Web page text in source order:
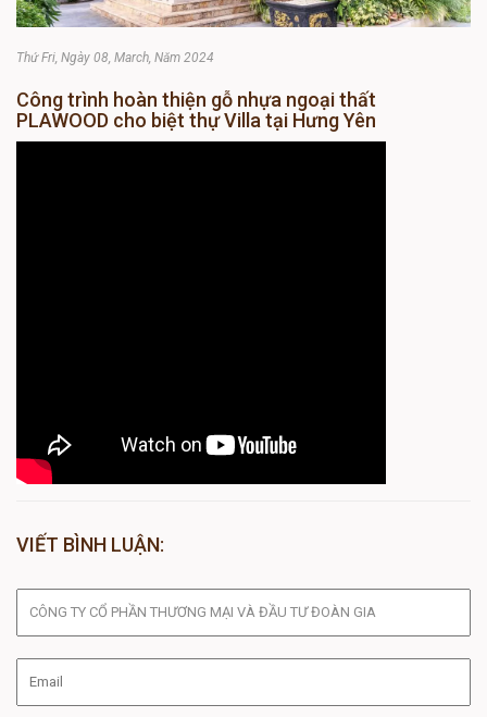
Thứ Fri, Ngày 08, March, Năm 2024
Công trình hoàn thiện gỗ nhựa ngoại thất
PLAWOOD cho biệt thự Villa tại Hưng Yên
VIẾT BÌNH LUẬN: